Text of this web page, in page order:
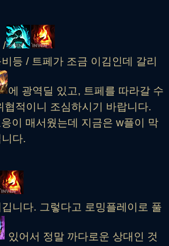
/
등 / 트페가 조금 이김인데 갈리
에 광역딜 있고, 트페를 따라갈 수
협적이니 조심하시기 바랍니다.
이 매서웠는데 지금은 w플이 막
다.
니다. 그렇다고 로밍플레이로 풀
있어서 정말 까다로운 상대인 것